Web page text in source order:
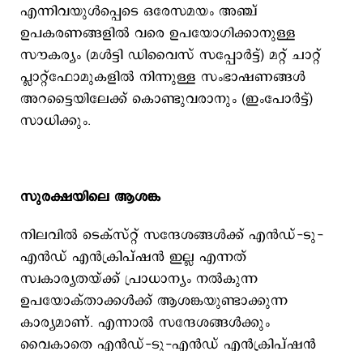
എന്നിവയുൾപ്പെടെ ഒരേസമയം അഞ്ച്
ഉപകരണങ്ങളിൽ വരെ ഉപയോഗിക്കാനുള്ള
സൗകര്യം (മൾട്ടി ഡിവൈസ് സപ്പോർട്ട്) മറ്റ് ചാറ്റ്
പ്ലാറ്റ്‌ഫോമുകളിൽ നിന്നുള്ള സംഭാഷണങ്ങൾ
അറട്ടൈയിലേക്ക് കൊണ്ടുവരാനും (ഇംപോർട്ട്)
സാധിക്കും.
സുരക്ഷയിലെ ആശങ്ക
നിലവിൽ ടെക്സ്റ്റ് സന്ദേശങ്ങൾക്ക് എൻഡ്-ടു-
എൻഡ് എൻക്രിപ്ഷൻ ഇല്ല എന്നത്
സ്വകാര്യതയ്ക്ക് പ്രാധാന്യം നൽകുന്ന
ഉപയോക്താക്കൾക്ക് ആശങ്കയുണ്ടാക്കുന്ന
കാര്യമാണ്. എന്നാൽ സന്ദേശങ്ങൾക്കും
വൈകാതെ എൻഡ്-ടു-എൻഡ് എൻക്രിപ്ഷൻ